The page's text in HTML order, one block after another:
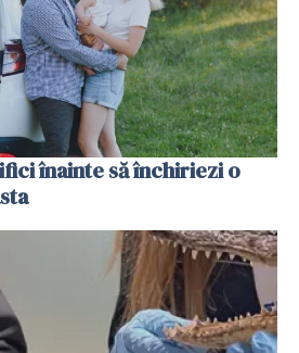
înainte să închiriezi o